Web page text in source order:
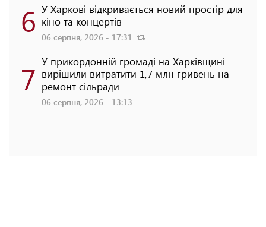
6 У Харкові відкривається новий простір для
кіно та концертів
06 серпня, 2026 - 17:31
7 У прикордонній громаді на Харківщині
вирішили витратити 1,7 млн гривень на
ремонт сільради
06 серпня, 2026 - 13:13